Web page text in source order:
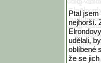
Ptal
nejhorší.
udělali,
oblíbené
že se